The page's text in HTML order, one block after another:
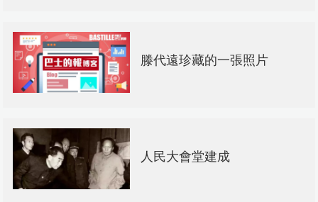
滕代遠珍藏的一張照片
人民大會堂建成